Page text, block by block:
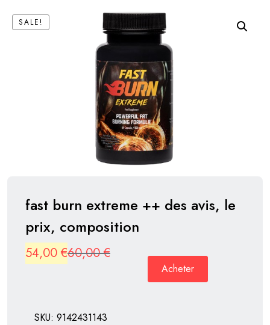
SALE!
fast burn extreme ++ des avis, le
prix, composition
60,00€Original
54,00 €
Current
Acheter
SKU: 9142431143